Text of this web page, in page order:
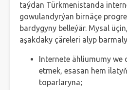
taýdan Türkmenistanda
gowulandyrýan birnäçe
bardygyny belleýär. Mysal
aşakdaky çäreleri alyp
Internete ähliumumy we
etmek, esasan hem
toparlaryna;